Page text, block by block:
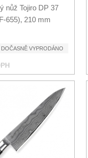
nůž Tojiro DP 37
655), 210 mm
DOČASNĚ VYPRODÁNO